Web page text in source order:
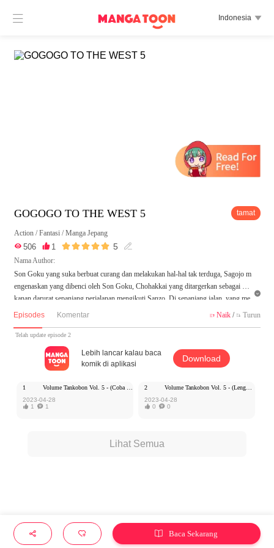
 Indonesia 
GOGOGO TO THE WEST 5 tamat
Action /Fantasi /Manga Jepang
 506  1  5 
Nama Author:
Son Goku yang suka berbuat curang dan melakukan hal-hal tak terduga, Sagojo m
engenaskan yang dibenci oleh Son Goku, Chohakkai yang ditargerkan sebagai ma
kanan darurat sepanjang perjalanan mengikuti Sanzo. Di sepanjang jalan, yang me
nghadang mereka adalah siluman bodoh yang tak tahu asalnya darimana. Meskipu
neh dan teknik konyol!

Episodes Komentar  Naik/  Turun
Telah update episode 2
Lebih lancar kalau baca
komik di aplikasi
Download
1
2023-04-28
 1 1
2
2023-04-28
 0 0
Lihat Semua
   Baca Sekarang